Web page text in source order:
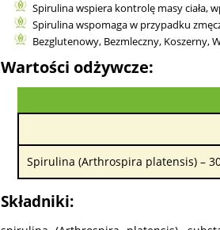
Spirulina wspiera kontrolę masy ciała,
Spirulina wspomaga w przypadku
Bezglutenowy, Bezmleczny, Koszerny,
Wartości odżywcze:
Spirulina (Arthrospira platensis) –
Składniki: